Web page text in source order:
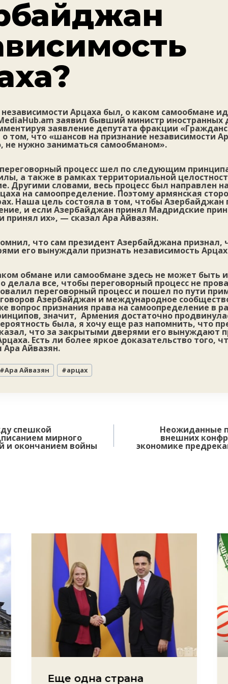
Арцаха был, о каком самообмане
заявил бывший министр
заявление депутата фракции
о том, что «шансов на признание независимости
не нужно заниматься самообманом».
процесс шел по следующим
а также в рамках территориальной
Другими словами, весь процесс был направлен
на самоопределение. Поэтому армянская
Наша цель состояла в том, чтобы Азербайджан
и если Азербайджан принял Мадридские
принял их», — сказал Ара Айвазян.
что сам президент Азербайджана признал,
его вынуждали признать независимость
обмане или самообмане здесь не может быть
делала все, чтобы переговорный процесс не
переговорный процесс и пошел по пути
Азербайджан и международное
вопрос признания права на самоопределение в
значит, Армения достаточно
была, я хочу еще раз напомнить, что
что за закрытыми дверями его вынуждают
Есть ли более яркое доказательство того,
Ара Айвазян.
#Ара Айвазян #арцах
спешкой
мирного
и окончанием войны
Неожиданные
внешних
экономике
Еще одна страна